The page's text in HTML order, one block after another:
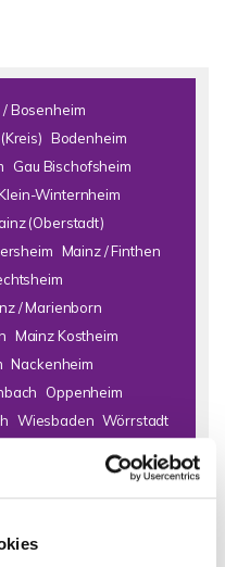
Bosenheim
Bodenheim
Gau Bischofsheim
Winternheim
(Oberstadt)
Mainz / Finthen
/ Marienborn
Mainz Kostheim
Nackenheim
Oppenheim
Wiesbaden Wörrstadt
Immobilie Bad Kreuznach